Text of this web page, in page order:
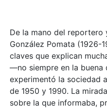
De la mano del reportero
González Pomata (1926-
claves que explican
—no siempre en la
experimentó la sociedad
de 1950 y 1990. La
sobre la que informaba,